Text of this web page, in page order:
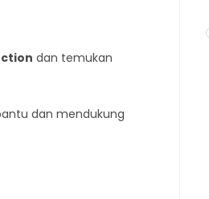
dan temukan
dan mendukung